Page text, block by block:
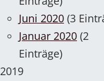
Juni 2020 (3
Januar 2020 (2
Einträge)
2019